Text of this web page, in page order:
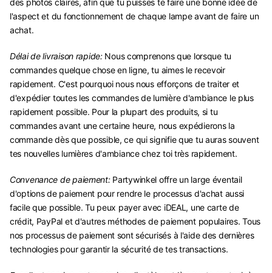
l'aspect et du fonctionnement de chaque lampe avant de faire un
achat.
Délai de livraison rapide:Nous comprenons que lorsque tu
commandes quelque chose en ligne, tu aimes le recevoir
rapidement. C'est pourquoi nous nous efforçons de traiter et
d'expédier toutes les commandes de lumière d'ambiance le plus
rapidement possible. Pour la plupart des produits, si tu
commandes avant une certaine heure, nous expédierons la
commande dès que possible, ce qui signifie que tu auras souvent
tes nouvelles lumières d'ambiance chez toi très rapidement.
Convenance de paiement:Partywinkel offre un large éventail
d'options de paiement pour rendre le processus d'achat aussi
facile que possible. Tu peux payer avec iDEAL, une carte de
crédit, PayPal et d'autres méthodes de paiement populaires. Tous
nos processus de paiement sont sécurisés à l'aide des dernières
technologies pour garantir la sécurité de tes transactions.